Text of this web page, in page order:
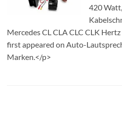
420
Mercedes CL CLA CLC CLK
first appeared on Auto-
Marken.</p>